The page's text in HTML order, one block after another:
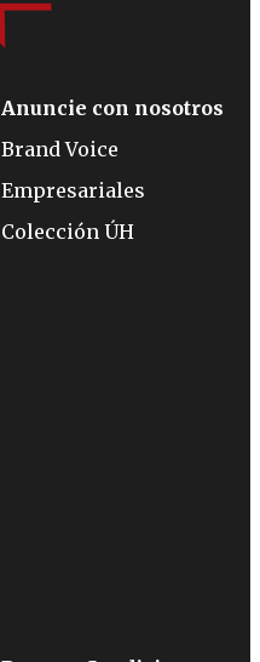
Anuncie con nosotros
Brand Voice
Empresariales
Colección ÚH